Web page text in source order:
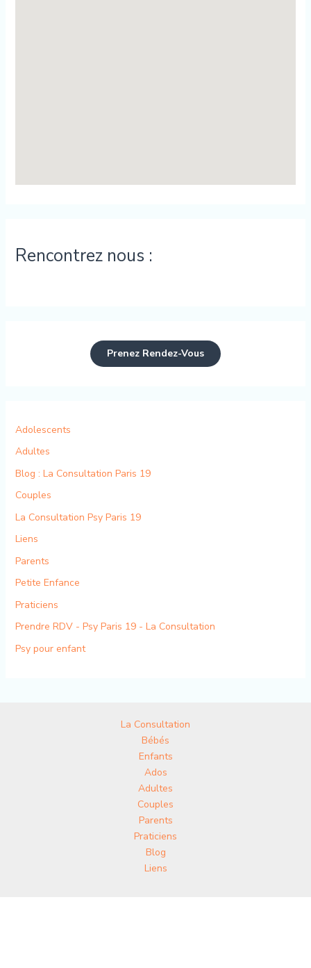
Rencontrez nous :
Prenez Rendez-Vous
Adolescents
Adultes
Blog : La Consultation Paris 19
Couples
La Consultation Psy Paris 19
Liens
Parents
Petite Enfance
Praticiens
Prendre RDV - Psy Paris 19 - La Consultation
Psy pour enfant
La Consultation
Bébés
Enfants
Ados
Adultes
Couples
Parents
Praticiens
Blog
Liens